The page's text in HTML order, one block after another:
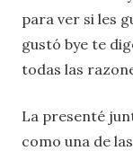
para ver si les
gustó bye te
todas las
La presenté
como una de